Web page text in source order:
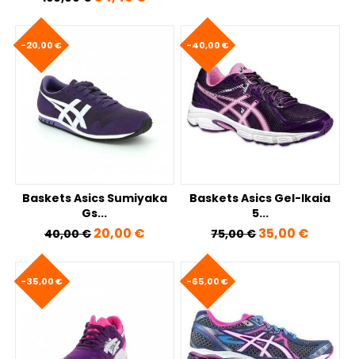
Baskets Asics Sumiyaka
Gs...
Prix de base
40,00 € Prix
20,00 €
-20,00 €
Baskets Asics Gel-Ikaia
5...
Prix de base
75,00 €Prix
35,00 €
-40,00 €
-35,00 € -65,00 €